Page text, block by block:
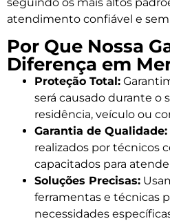
atendimento confiável e sem
Por Que Nossa
Diferença em
Proteção Total:
será causado durante o
residência, veículo ou
Garantia de Qualidade:
realizados por técnicos
capacitados para
Soluções Precisas:
ferramentas e técnicas
necessidades